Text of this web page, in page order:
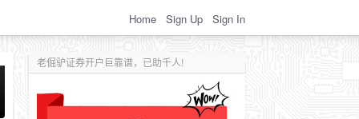
Home Sign Up Sign In
老倔驴证券开户巨靠谱，已助千人!